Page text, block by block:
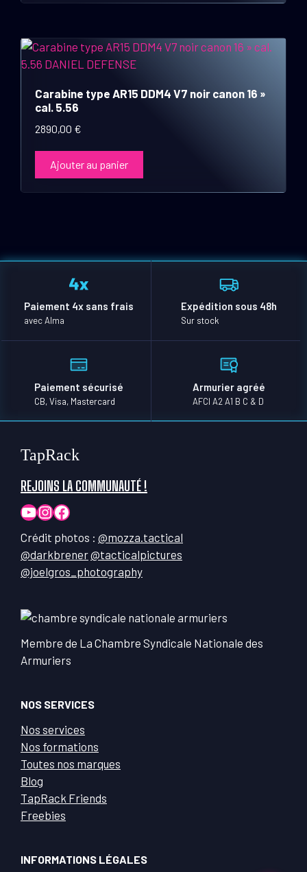
Carabine type AR15 DDM4 V7 noir canon 16 »
cal. 5.56
2890,00 €
Ajouter au panier
Paiement 4x sans frais
avec Alma
Expédition sous 48h
Sur stock
Paiement sécurisé
CB, Visa, Mastercard
Armurier agréé
AFCI A2 A1 B C & D
TapRack
REJOINS LA COMMUNAUTÉ !
YouTube
Instagram
Facebook
Crédit photos : @mozza.tactical
@darkbrener@tacticalpictures
@joelgros_photography
Membre de La Chambre Syndicale Nationale des
Armuriers
NOS SERVICES
Nos services
Nos formations
Toutes nos marques
Blog
TapRack Friends
Freebies
INFORMATIONS LÉGALES